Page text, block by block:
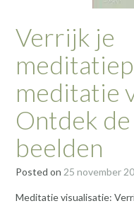
Verrijk je
meditatie
Ontdek
beelden
Posted on 25 november
Meditatie visualisatie: